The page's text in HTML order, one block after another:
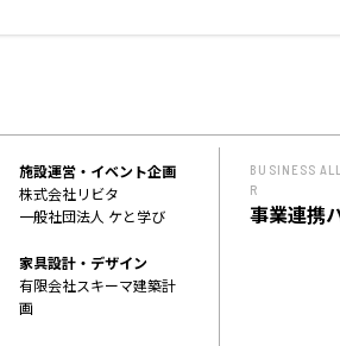
SICについて
FACILITY
SERVICE
施設運営・イベント企画
株式会社リビタ
一般社団法人 ケと学び
家具設計・デザイン
有限会社スキーマ建築計
画
BUSINESS
R
事業連携